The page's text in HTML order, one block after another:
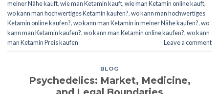
meiner Nähe kauft,wie man Ketamin kauft,wie man Ketamin online kauft,
wo kann man hochwertiges Ketamin kaufen?,wo kann man hochwertiges
Ketamin online kaufen?,wo kann man Ketamin in meiner Nähe kaufen?,wo
kann man Ketamin kaufen?,wo kann man Ketamin online kaufen?,wo kann
man Ketamin Preis kaufen
Leave a comment
BLOG
Psychedelics: Market, Medicine,